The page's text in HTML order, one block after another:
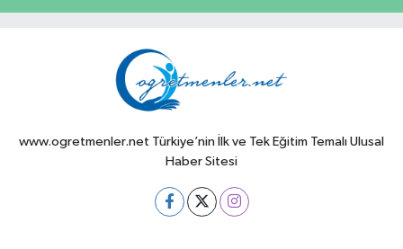
www.ogretmenler.net Türkiye’nin İlk ve Tek Eğitim Temalı Ulusal
Haber Sitesi